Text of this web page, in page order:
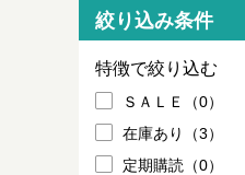
絞り込み条件
特徴で絞り込む
ＳＡＬＥ（0）
在庫あり（3）
定期購読（0）